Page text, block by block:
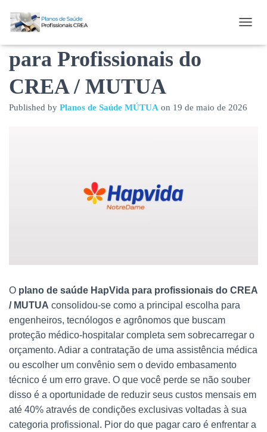
A
Plano de Saúde HapVida
para Profissionais do
CREA / MUTUA
Published by Planos de Saúde MÚTUA on 19 de maio de 2026
O plano de saúde HapVida para profissionais do CREA
/ MUTUA consolidou-se como a principal escolha para
engenheiros, tecnólogos e agrônomos que buscam
proteção médico-hospitalar completa sem sobrecarregar o
orçamento. Adiar a contratação de uma assistência médica
ou escolher um convênio sem o devido embasamento
técnico é um erro grave. O que você perde se não souber
disso é a oportunidade de reduzir seus custos mensais em
até 40% através de condições exclusivas voltadas à sua
categoria profissional. Pior do que pagar caro é enfrentar a